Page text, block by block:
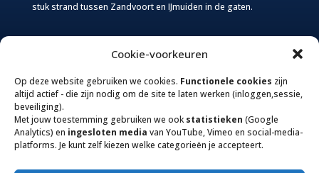
Cookie-voorkeuren
Op deze website gebruiken we cookies. Functionele cookies zijn
altijd actief - die zijn nodig om de site te laten werken (inloggen,sessie,
beveiliging).
Met jouw toestemming gebruiken we ookstatistieken (Google
Analytics) en ingesloten media van YouTube, Vimeo en social-media-
platforms. Je kunt zelf kiezen welke categorieën je accepteert.
stuk strand tussen Zandvoort en IJmuiden in de gaten.
Website
Deze website van de Vrijwillige Bloemendaalse
Reddingsbrigade wordt door twee van onze leden
onderhouden. Voor informatie over het niet goed functioneren
van de website (webcam) Nieuws, foto’s, verbeterpunten en
andere informatie melden.